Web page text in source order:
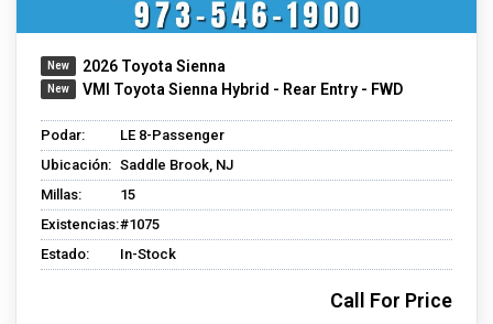
2026 Toyota Sienna
VMI Toyota Sienna Hybrid - Rear Entry - FWD
Podar:
LE 8-Passenger
Ubicación: Saddle Brook, NJ
Millas:
15
Existencias:#1075
Estado:
In-Stock
Call For Price